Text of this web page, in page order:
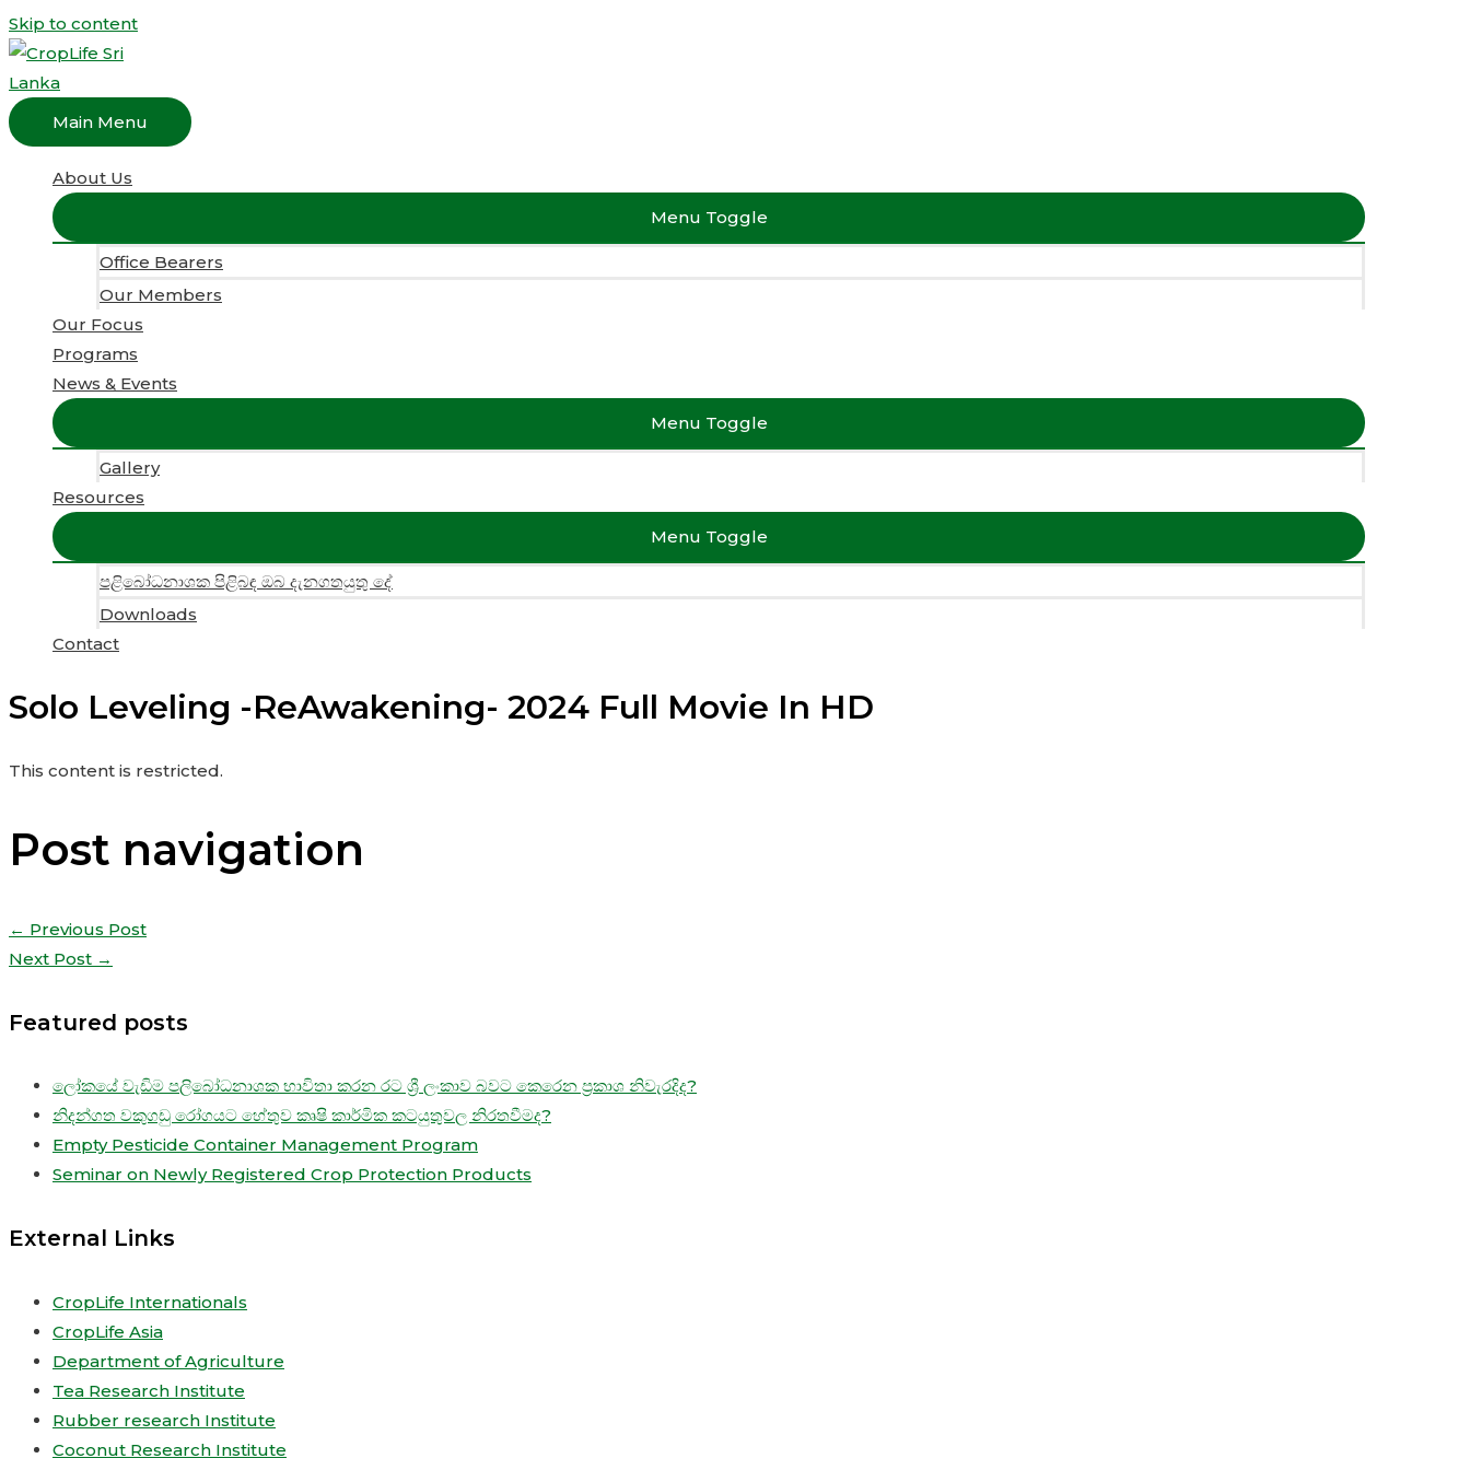
Skip to content
Main Menu
About Us
Menu Toggle
Office Bearers
Our Members
Our Focus
Programs
News & Events
Menu Toggle
Gallery
Resources
Menu Toggle
පළිබෝධනාශක පිළිබඳ ඔබ දැනගතයුතු දේ
Downloads
Contact
Solo Leveling -ReAwakening- 2024 Full Movie In HD
This content is restricted.
Post navigation
← Previous Post
Next Post →
Featured posts
ලෝකයේ වැඩිම පලිබෝධනාශක භාවිතා කරන රට ශ්‍රී ලංකාව බවට කෙරෙන ප්‍රකාශ නිවැරදිද?
නිදන්ගත වකුගඩු රෝගයට හේතුව කෘෂි කාර්මික කටයුතුවල නිරතවීමද?
Empty Pesticide Container Management Program
Seminar on Newly Registered Crop Protection Products
External Links
CropLife Internationals
CropLife Asia
Department of Agriculture
Tea Research Institute
Rubber research Institute
Coconut Research Institute